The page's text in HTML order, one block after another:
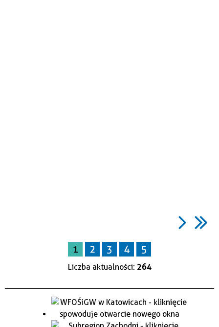
1 2 3 4 5
Liczba aktualności: 264